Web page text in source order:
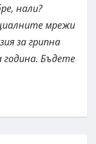
нали?
мрежи
за грипна
година. Бъдете